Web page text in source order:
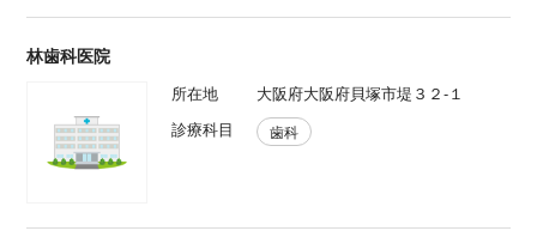
林歯科医院
所在地
大阪府大阪府貝塚市堤３２-１
診療科目
歯科